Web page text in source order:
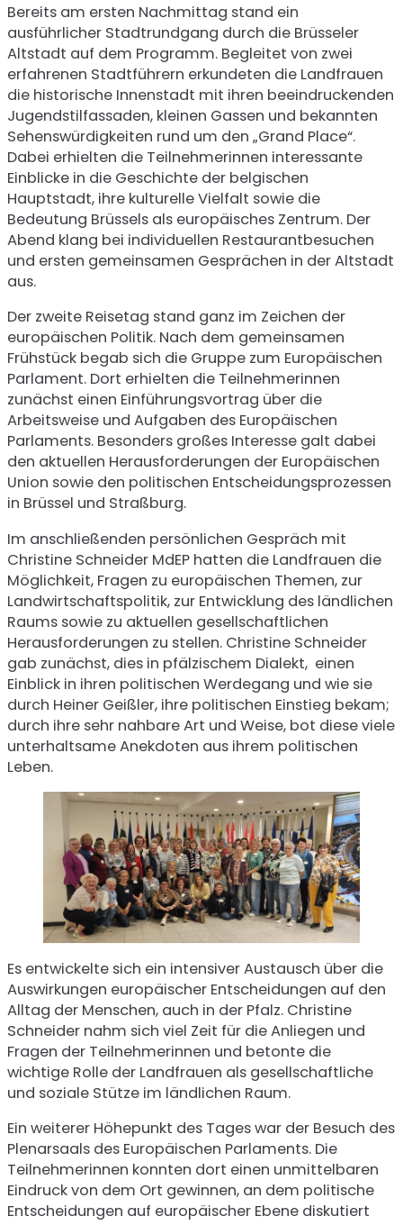
Bereits am ersten Nachmittag stand ein
ausführlicher Stadtrundgang durch die Brüsseler
Altstadt auf dem Programm. Begleitet von zwei
erfahrenen Stadtführern erkundeten die Landfrauen
die historische Innenstadt mit ihren beeindruckenden
Jugendstilfassaden, kleinen Gassen und bekannten
Sehenswürdigkeiten rund um den „Grand Place“.
Dabei erhielten die Teilnehmerinnen interessante
Einblicke in die Geschichte der belgischen
Hauptstadt, ihre kulturelle Vielfalt sowie die
Bedeutung Brüssels als europäisches Zentrum. Der
Abend klang bei individuellen Restaurantbesuchen
und ersten gemeinsamen Gesprächen in der Altstadt
aus.
Der zweite Reisetag stand ganz im Zeichen der
europäischen Politik. Nach dem gemeinsamen
Frühstück begab sich die Gruppe zum Europäischen
Parlament. Dort erhielten die Teilnehmerinnen
zunächst einen Einführungsvortrag über die
Arbeitsweise und Aufgaben des Europäischen
Parlaments. Besonders großes Interesse galt dabei
den aktuellen Herausforderungen der Europäischen
Union sowie den politischen Entscheidungsprozessen
in Brüssel und Straßburg.
Im anschließenden persönlichen Gespräch mit
Christine Schneider MdEP hatten die Landfrauen die
Möglichkeit, Fragen zu europäischen Themen, zur
Landwirtschaftspolitik, zur Entwicklung des ländlichen
Raums sowie zu aktuellen gesellschaftlichen
Herausforderungen zu stellen. Christine Schneider
gab zunächst, dies in pfälzischem Dialekt, einen
Einblick in ihren politischen Werdegang und wie sie
durch Heiner Geißler, ihre politischen Einstieg bekam;
durch ihre sehr nahbare Art und Weise, bot diese viele
unterhaltsame Anekdoten aus ihrem politischen
Leben.
Es entwickelte sich ein intensiver Austausch über die
Auswirkungen europäischer Entscheidungen auf den
Alltag der Menschen, auch in der Pfalz. Christine
Schneider nahm sich viel Zeit für die Anliegen und
Fragen der Teilnehmerinnen und betonte die
wichtige Rolle der Landfrauen als gesellschaftliche
und soziale Stütze im ländlichen Raum.
Ein weiterer Höhepunkt des Tages war der Besuch des
Plenarsaals des Europäischen Parlaments. Die
Teilnehmerinnen konnten dort einen unmittelbaren
Eindruck von dem Ort gewinnen, an dem politische
Entscheidungen auf europäischer Ebene diskutiert